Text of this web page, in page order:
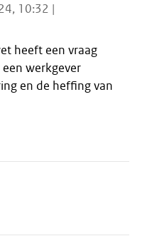
10:32 |
heeft een vraag
werkgever
en de heffing van